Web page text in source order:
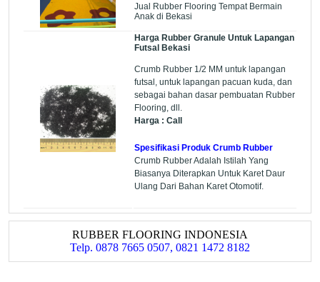
Jual Rubber Flooring Tempat Bermain
Anak di Bekasi
Harga Rubber Granule Untuk Lapangan
Futsal Bekasi
Crumb Rubber 1/2 MM untuk lapangan
futsal, untuk lapangan pacuan kuda, dan
sebagai bahan dasar pembuatan Rubber
Flooring, dll.
Harga : Call
Spesifikasi Produk Crumb Rubber
Crumb Rubber Adalah Istilah Yang
Biasanya Diterapkan Untuk Karet Daur
Ulang Dari Bahan Karet Otomotif.
RUBBER FLOORING INDONESIA
Telp. 0878 7665 0507, 0821 1472 8182